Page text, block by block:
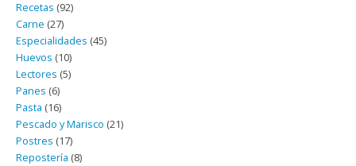
Recetas (92)
Carne (27)
Especialidades (45)
Huevos (10)
Lectores (5)
Panes (6)
Pasta (16)
Pescado y Marisco (21)
Postres (17)
Repostería (8)